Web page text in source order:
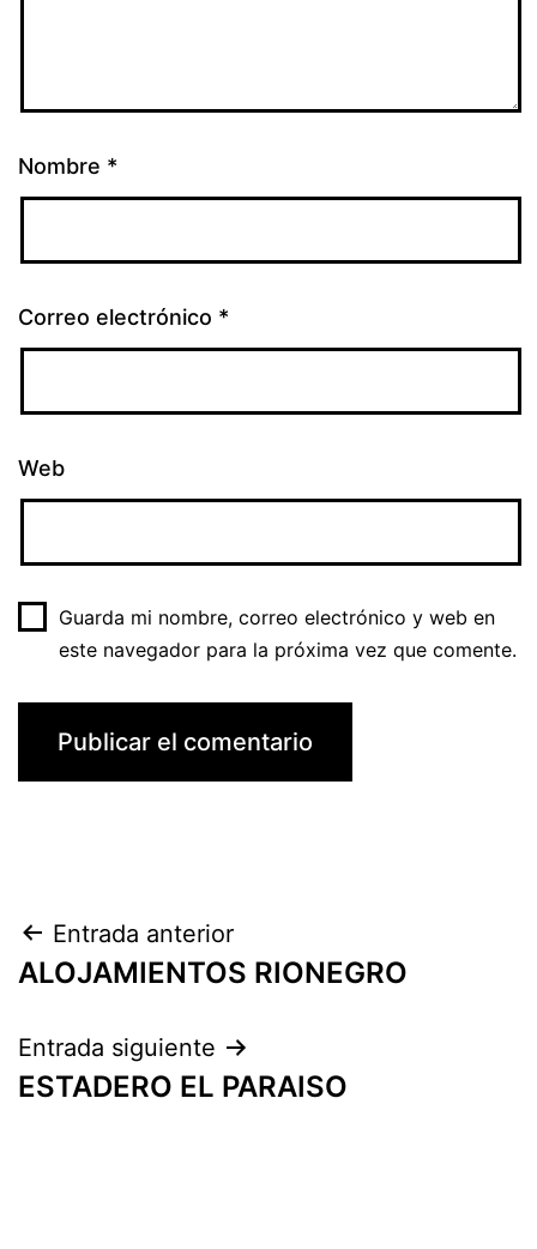
Nombre *
Correo electrónico *
Web
Guarda mi nombre, correo electrónico y web en
este navegador para la próxima vez que comente.
Navegación
de
entradas
Entrada anterior
ALOJAMIENTOS RIONEGRO
Entrada siguiente
ESTADERO EL PARAISO